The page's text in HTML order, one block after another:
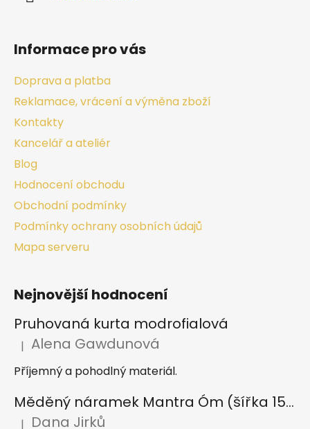
Informace pro vás
Doprava a platba
Reklamace, vrácení a výměna zboží
Kontakty
Kancelář a ateliér
Blog
Hodnocení obchodu
Obchodní podmínky
Podmínky ochrany osobních údajů
Mapa serveru
Nejnovější hodnocení
Pruhovaná kurta modrofialová
Hodnocení produktu je 5 z 5 hvězdiček.
| Alena Gawdunová
Příjemný a pohodlný materiál.
Měděný náramek Mantra Óm (šířka 15 mm)
| Dana Jirků